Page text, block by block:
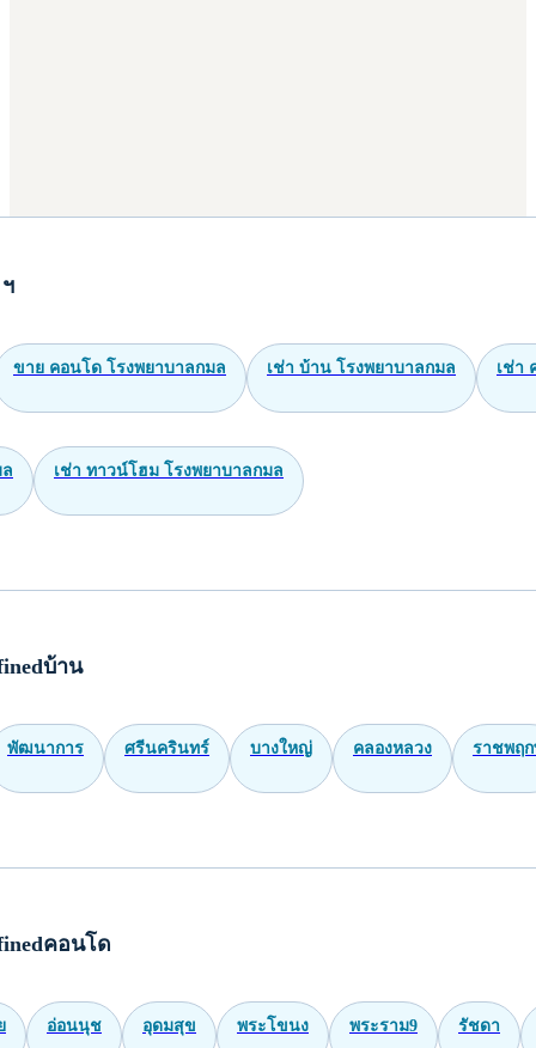
ขาย คอนโด โรงพยาบาลกมล เช่า บ้าน โรงพยาบาลกมล เช่า
เช่า ทาวน์โฮม โรงพยาบาลกมล
บ้าน
พัฒนาการ ศรีนครินทร์ บางใหญ่ คลองหลวง ราชพฤ
คอนโด
อ่อนนุช อุดมสุข พระโขนง พระราม9 รัชดา